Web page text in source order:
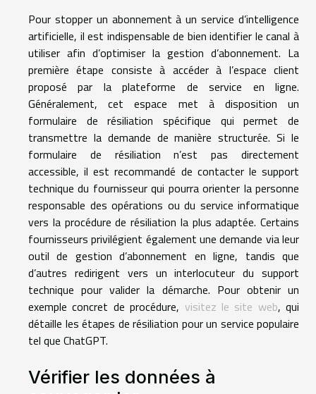
Pour stopper un abonnement à un service d’intelligence
artificielle, il est indispensable de bien identifier le canal à
utiliser afin d’optimiser la gestion d’abonnement. La
première étape consiste à accéder à l’espace client
proposé par la plateforme de service en ligne.
Généralement, cet espace met à disposition un
formulaire de résiliation spécifique qui permet de
transmettre la demande de manière structurée. Si le
formulaire de résiliation n’est pas directement
accessible, il est recommandé de contacter le support
technique du fournisseur qui pourra orienter la personne
responsable des opérations ou du service informatique
vers la procédure de résiliation la plus adaptée. Certains
fournisseurs privilégient également une demande via leur
outil de gestion d’abonnement en ligne, tandis que
d’autres redirigent vers un interlocuteur du support
technique pour valider la démarche. Pour obtenir un
exemple concret de procédure, visitez le site web, qui
détaille les étapes de résiliation pour un service populaire
tel que ChatGPT.
Vérifier les données à